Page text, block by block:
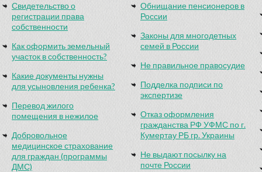
Свидетельство о
регистрации права
собственности
Как оформить земельный
участок в собственность?
Какие документы нужны
для усыновления ребенка?
Перевод жилого
помещения в нежилое
Добровольное
медицинское страхование
для граждан (программы
ДМС)
Обнищание пенсионеров в
России
Законы для многодетных
семей в России
Не правильное правосудие
Подделка подписи по
экспертизе
Отказ оформления
гражданства РФ УФМС по г.
Кумертау РБ гр. Украины
Не выдают посылку на
почте России